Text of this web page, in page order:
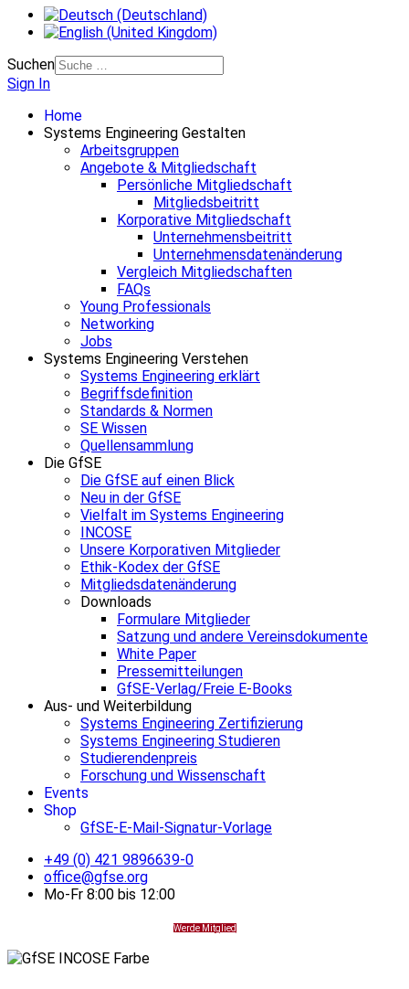
Suchen
Sign In
Home
Systems Engineering Gestalten
Arbeitsgruppen
Angebote & Mitgliedschaft
Persönliche Mitgliedschaft
Mitgliedsbeitritt
Korporative Mitgliedschaft
Unternehmensbeitritt
Unternehmensdatenänderung
Vergleich Mitgliedschaften
FAQs
Young Professionals
Networking
Jobs
Systems Engineering Verstehen
Systems Engineering erklärt
Begriffsdefinition
Standards & Normen
SE Wissen
Quellensammlung
Die GfSE
Die GfSE auf einen Blick
Neu in der GfSE
Vielfalt im Systems Engineering
INCOSE
Unsere Korporativen Mitglieder
Ethik-Kodex der GfSE
Mitgliedsdatenänderung
Downloads
Formulare Mitglieder
Satzung und andere Vereinsdokumente
White Paper
Pressemitteilungen
GfSE-Verlag/Freie E-Books
Aus- und Weiterbildung
Systems Engineering Zertifizierung
Systems Engineering Studieren
Studierendenpreis
Forschung und Wissenschaft
Events
Shop
GfSE-E-Mail-Signatur-Vorlage
+49 (0) 421 9896639-0
office@gfse.org
Mo-Fr 8:00 bis 12:00
Werde Mitglied